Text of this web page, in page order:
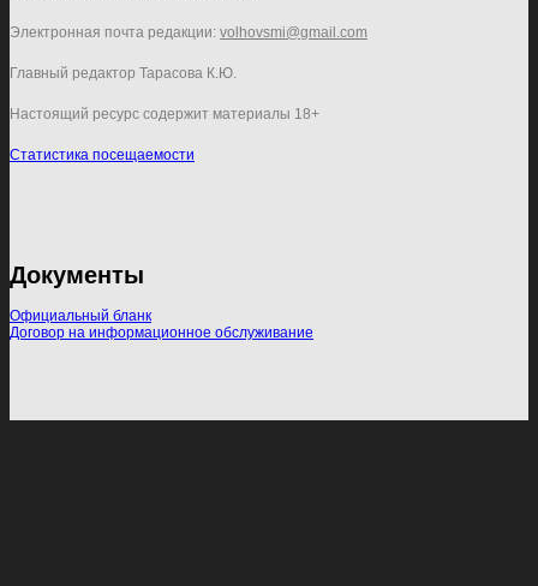
Электронная почта редакции: volhovsmi@gmail.com
Главный редактор Тарасова К.Ю.
Настоящий ресурс содержит материалы 18+
Статистика посещаемости
Документы
Официальный бланк
Договор на информационное обслуживание